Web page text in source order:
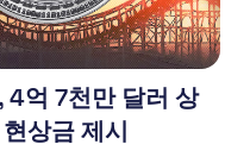
4억 7천만 달러 상
상금 제시